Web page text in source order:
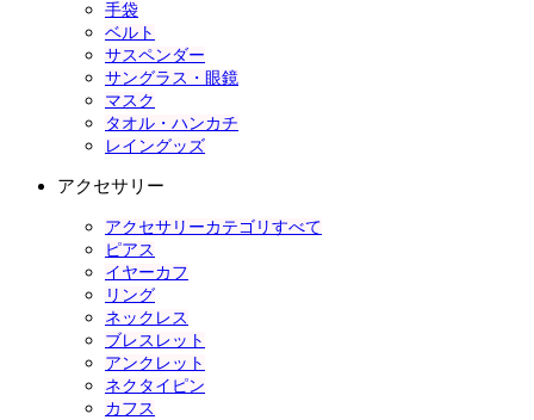
手袋
ベルト
サスペンダー
サングラス・眼鏡
マスク
タオル・ハンカチ
レイングッズ
アクセサリー
アクセサリーカテゴリすべて
ピアス
イヤーカフ
リング
ネックレス
ブレスレット
アンクレット
ネクタイピン
カフス